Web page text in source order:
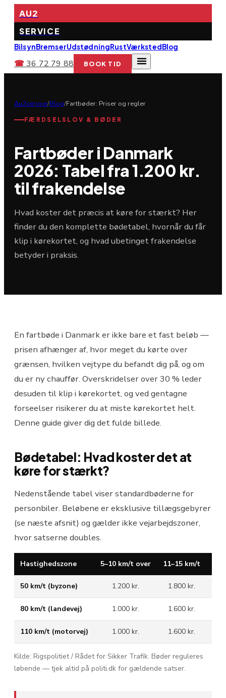
AU2
SERVICE
BilsynBremserUdstødningRustVærkstedBlog
☎36 72 79 88 BOOK TID
Au2service/Blog/Fartbøder: Priser og regler
FÆRDSELSLOV & BØDER
Fartbøder i Danmark
2026: Tabel fra 1.200 kr.
til frakendelse
Hvad koster det præcis at køre for stærkt? Her
finder du den komplette bødetabel, hvornår du får
klip i kørekortet, og hvad ubetinget frakendelse
betyder i praksis.
En fartbøde i Danmark er ikke bare et fast beløb —
prisen afhænger af, hvor meget du kørte over
grænsen, hvilken vejtype du befandt dig på, og om
du er ny chauffør. Overskridelser over 30 % leder
desuden til klip i kørekortet, og ved gentagne
forseelser risikerer du at miste kørekortet helt.
Denne guide giver dig det fulde billede.
Bødetabel: Hvad koster det at
køre for stærkt?
Nedenstående tabel viser standardbøderne for
personbiler. Beløbene er eksklusive tillægsgebyrer
(se næste afsnit) og gælder ikke vejarbejdszoner,
hvor satserne doubles.
Hastighedszone 5–10 km/t over 11–15 km/t
50 km/t (byzone) 1.200 kr. 1.800 kr.
80 km/t (landevej) 1.000 kr. 1.600 kr.
110 km/t (motorvej) 1.000 kr. 1.600 kr.
Kilde: Rigspolitiet / Rådet for Sikker Trafik. Bøder reguleres
løbende — tjek altid på politi.dk for gældende satser.